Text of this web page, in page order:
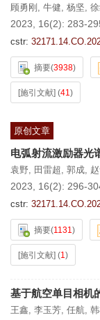
顾勇刚 , 牛健, 杨坚,
2023, 16(2): 283-
cstr:
摘要(3938)
[施引文献] (41)
原创文章
电弧射流激励器光
袁野, 田雷超, 郭成,
2023, 16(2): 296-
cstr:
摘要(1131)
[施引文献] (1)
基于航空单目相机
王鑫, 李玉芳, 任航,